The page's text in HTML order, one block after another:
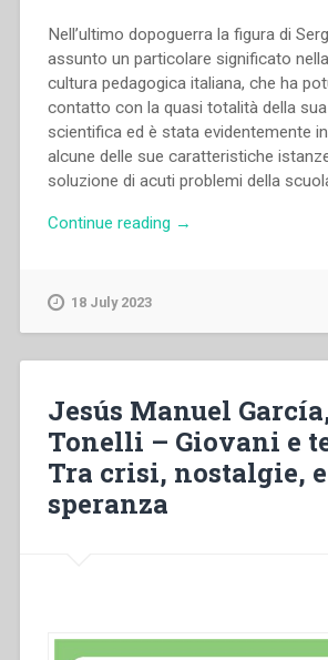
Nell’ultimo dopoguerra la figura di
assunto un particolare significato
cultura pedagogica italiana, che ha
contatto con la quasi totalità della
scientifica ed è stata evidentemente
alcune delle sue caratteristiche
soluzione di acuti problemi della
Continue reading “Pietro
moderna”
→
18 July 2023
Jesús Manuel
Tonelli – Giovani e
Tra crisi, nostalgie, e
speranza